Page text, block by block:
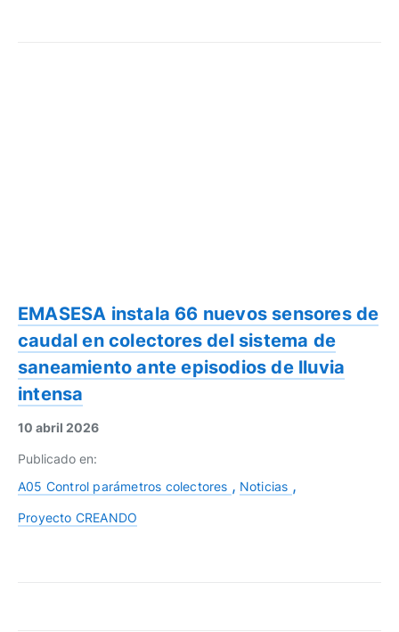
EMASESA instala 66 nuevos sensores de
caudal en colectores del sistema de
saneamiento ante episodios de lluvia
intensa
10 abril 2026
Publicado en:
A05 Control parámetros colectores
Noticias
Proyecto CREANDO